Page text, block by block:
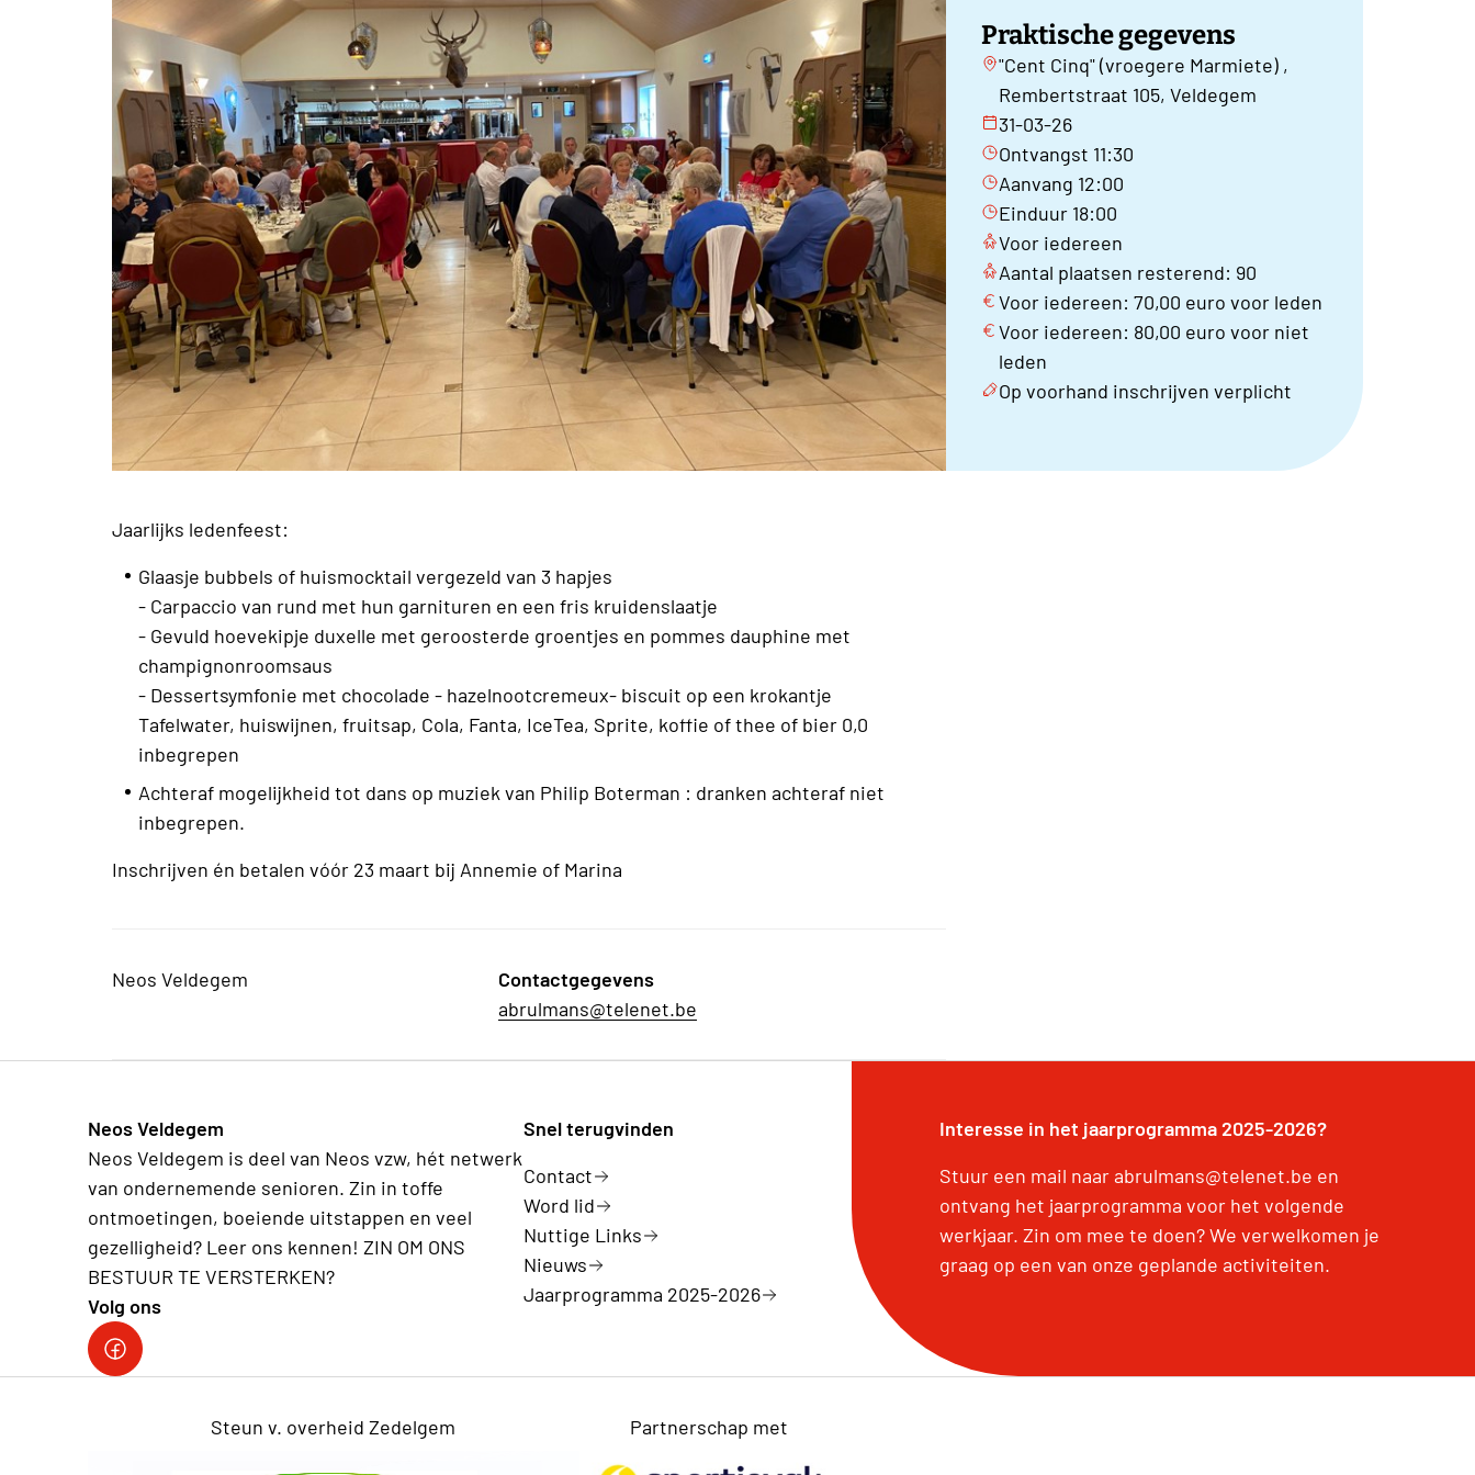
Praktische gegevens
"Cent Cinq" (vroegere Marmiete) ,
Rembertstraat 105, Veldegem
31-03-26
Ontvangst 11:30
Aanvang 12:00
Einduur 18:00
Voor iedereen
Aantal plaatsen resterend: 90
Voor iedereen: 70,00 euro voor leden
Voor iedereen: 80,00 euro voor niet
leden
Op voorhand inschrijven verplicht
Jaarlijks ledenfeest:
Glaasje bubbels of huismocktail vergezeld van 3 hapjes
- Carpaccio van rund met hun garnituren en een fris kruidenslaatje
- Gevuld hoevekipje duxelle met geroosterde groentjes en pommes dauphine met
champignonroomsaus
- Dessertsymfonie met chocolade - hazelnootcremeux- biscuit op een krokantje
Tafelwater, huiswijnen, fruitsap, Cola, Fanta, IceTea, Sprite, koffie of thee of bier 0,0
inbegrepen
Achteraf mogelijkheid tot dans op muziek van Philip Boterman : dranken achteraf niet
inbegrepen.
Inschrijven én betalen vóór 23 maart bij Annemie of Marina
Neos Veldegem
Contactgegevens
abrulmans@telenet.be
Neos Veldegem
Neos Veldegem is deel van Neos vzw, hét netwerk
van ondernemende senioren. Zin in toffe
ontmoetingen, boeiende uitstappen en veel
gezelligheid? Leer ons kennen! ZIN OM ONS
BESTUUR TE VERSTERKEN?
Volg ons
Facebook NEOS Veldegem
Snel terugvinden
Contact
Word lid
Nuttige Links
Nieuws
Jaarprogramma 2025-2026
Interesse in het jaarprogramma 2025-2026?
Stuur een mail naar abrulmans@telenet.be en
ontvang het jaarprogramma voor het volgende
werkjaar. Zin om mee te doen? We verwelkomen je
graag op een van onze geplande activiteiten.
Steun v. overheid Zedelgem Partnerschap met